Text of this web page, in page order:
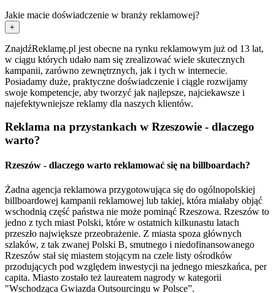
Jakie macie doświadczenie w branży reklamowej?
+
ZnajdźReklamę.pl jest obecne na rynku reklamowym już od 13 lat,
w ciągu których udało nam się zrealizować wiele skutecznych
kampanii, zarówno zewnętrznych, jak i tych w internecie.
Posiadamy duże, praktyczne doświadczenie i ciągle rozwijamy
swoje kompetencje, aby tworzyć jak najlepsze, najciekawsze i
najefektywniejsze reklamy dla naszych klientów.
Reklama na przystankach w Rzeszowie - dlaczego
warto?
Rzeszów - dlaczego warto reklamować się na billboardach?
Żadna agencja reklamowa przygotowująca się do ogólnopolskiej
billboardowej kampanii reklamowej lub takiej, która miałaby objąć
wschodnią część państwa nie może pominąć Rzeszowa. Rzeszów to
jedno z tych miast Polski, które w ostatnich kilkunastu latach
przeszło największe przeobrażenie. Z miasta spoza głównych
szlaków, z tak zwanej Polski B, smutnego i niedofinansowanego
Rzeszów stał się miastem stojącym na czele listy ośrodków
przodujących pod względem inwestycji na jednego mieszkańca, per
capita. Miasto zostało też laureatem nagrody w kategorii
"Wschodząca Gwiazda Outsourcingu w Polsce”.